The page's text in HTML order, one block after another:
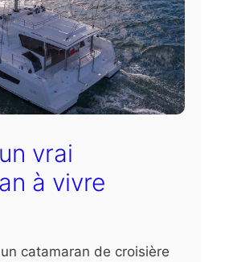
vrai
à vivre
catamaran de croisière